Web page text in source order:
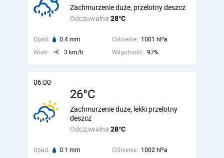
Odczuwalna 28°C
Zachmurzenie duże, przelotny deszcz
Opad: 0.4 mm Ciśnienie: 1001 hPa
Wiatr:
3 km/h Wilgotność: 97%
06:00
26°C
Odczuwalna 28°C
Zachmurzenie duże, lekki przelotny
deszcz
Opad: 0.1 mm Ciśnienie: 1002 hPa